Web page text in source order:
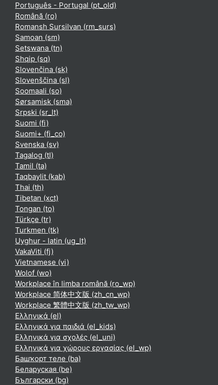
Português - Portugal ‎(pt_old)‎
Română ‎(ro)‎
Romansh Sursilvan ‎(rm_surs)‎
Samoan ‎(sm)‎
Setswana ‎(tn)‎
Shqip ‎(sq)‎
Slovenčina ‎(sk)‎
Slovenščina ‎(sl)‎
Soomaali ‎(so)‎
Sørsamisk ‎(sma)‎
Srpski ‎(sr_lt)‎
Suomi ‎(fi)‎
Suomi+ ‎(fi_co)‎
Svenska ‎(sv)‎
Tagalog ‎(tl)‎
Tamil ‎(ta)‎
Taqbaylit ‎(kab)‎
Thai ‎(th)‎
Tibetan ‎(xct)‎
Tongan ‎(to)‎
Türkçe ‎(tr)‎
Turkmen ‎(tk)‎
Uyghur - latin ‎(ug_lt)‎
VakaViti ‎(fj)‎
Vietnamese ‎(vi)‎
Wolof ‎(wo)‎
Workplace în limba română ‎(ro_wp)‎
Workplace 简体中文版 ‎(zh_cn_wp)‎
Workplace 繁體中文版 ‎(zh_tw_wp)‎
Ελληνικά ‎(el)‎
Ελληνικά για παιδιά ‎(el_kids)‎
Ελληνικά για σχολές ‎(el_uni)‎
Ελληνικά για χώρους εργασίας ‎(el_wp)‎
Башҡорт теле ‎(ba)‎
Беларуская ‎(be)‎
Български ‎(bg)‎